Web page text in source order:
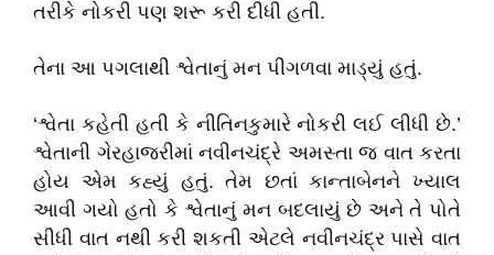
તરીકે નોકરી પણ શરૂ કરી દીધી હતી.
તેના આ પગલાથી શ્વેતાનું મન પીગળવા માડ્યું હતું.
‘શ્વેતા કહેતી હતી કે નીતિનકુમારે નોકરી લઈ લીધી છે.’
શ્વેતાની ગેરહાજરીમાં નવીનચંદ્રે અમસ્તા જ વાત કરતા
હોય એમ કહ્યું હતું. તેમ છતાં કાન્તાબેનને ખ્યાલ
આવી ગયો હતો કે શ્વેતાનું મન બદલાયું છે અને તે પોતે
સીધી વાત નથી કરી શકતી એટલે નવીનચંદ્ર પાસે વાત